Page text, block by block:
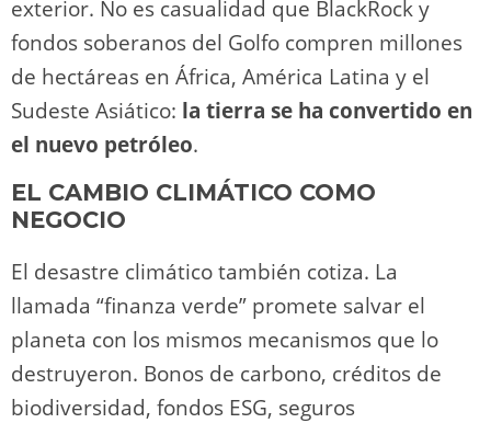
exterior. No es casualidad que BlackRock y
fondos soberanos del Golfo compren millones
de hectáreas en África, América Latina y el
Sudeste Asiático: la tierra se ha convertido en
el nuevo petróleo.
EL CAMBIO CLIMÁTICO COMO
NEGOCIO
El desastre climático también cotiza. La
llamada “finanza verde” promete salvar el
planeta con los mismos mecanismos que lo
destruyeron. Bonos de carbono, créditos de
biodiversidad, fondos ESG, seguros